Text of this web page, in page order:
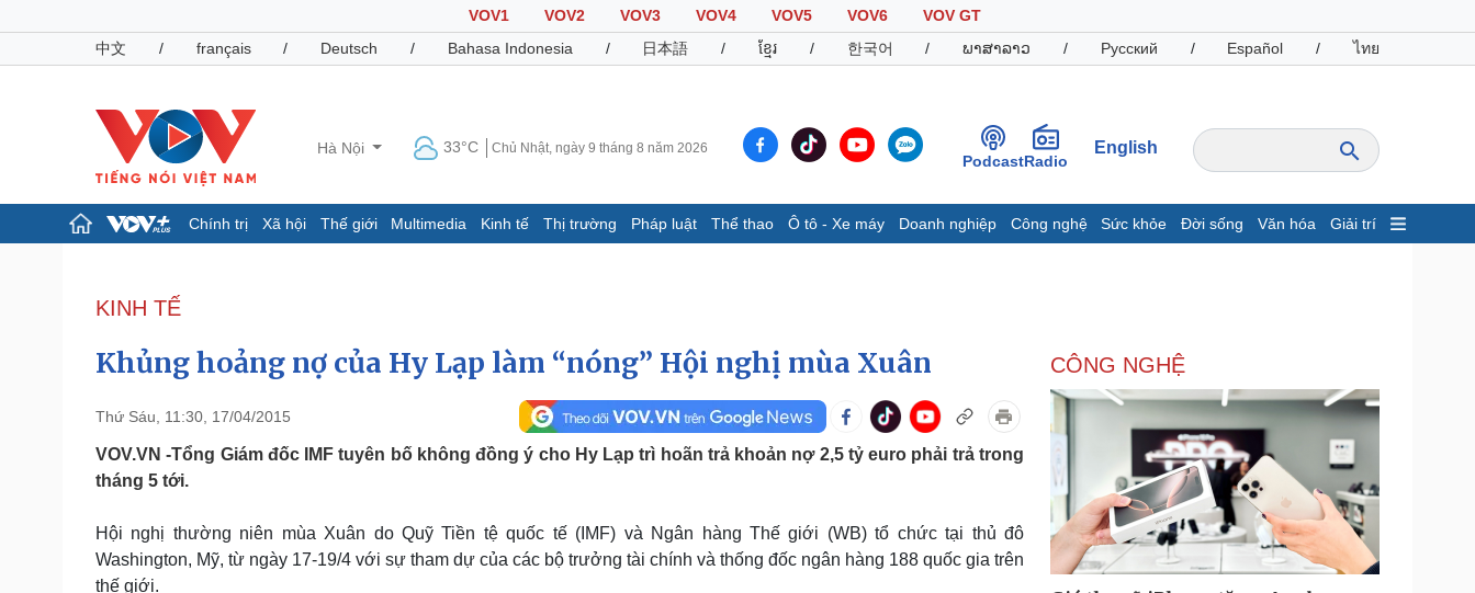
VOV1 VOV2 VOV3 VOV4 VOV5 VOV6
VOV GT
中文
/ français / Deutsch / Bahasa Indonesia / 日本語 / ខ្មែរ / 한국어 / ພາສາລາວ / Русский / Español / ไทย
Hà Nội 33°C Chủ Nhật, ngày 9 tháng 8 năm 2026
PodcastRadio
English
Chính trị Xã hội Thế giới Multimedia Kinh tế Thị trường Pháp luật Thể thao Ô tô - Xe máy Doanh nghiệp Công nghệ Sức khỏe Đời sống Văn hóa Giải trí
Đảng
Tổ chức nhân sự
Quốc hội
Nhận diện sự thật
Giáo dục
Dấu ấn VOV
Infographic
Giá cà phê
Pháp luật
Vụ án
Tư vấn luật
Quân sự - Quốc phòng
Phân tích
Thể thao
Thế giới thể thao
eSports
Hậu trường
Ô tô - Xe máy
Tư vấn
Doanh nghiệp
Thông tin doanh nghiệp
Doanh nghiệp 24h
Doanh nhân
Vì cộng đồng
Công nghệ
Sành điệu
Tin Công nghệ
Trải nghiệm
Chuyển đổi số
KINH TẾ
Khủng hoảng nợ của Hy Lạp làm “nóng” Hội nghị mùa Xuân
Thứ Sáu, 11:30, 17/04/2015
VOV.VN -Tổng Giám đốc IMF tuyên bố không đồng ý cho Hy Lạp trì hoãn trả khoản nợ 2,5 tỷ euro phải trả trong
tháng 5 tới.
Hội nghị thường niên mùa Xuân do Quỹ Tiền tệ quốc tế (IMF) và Ngân hàng Thế giới (WB) tổ chức tại thủ đô
Washington, Mỹ, từ ngày 17-19/4 với sự tham dự của các bộ trưởng tài chính và thống đốc ngân hàng 188 quốc gia trên
thế giới.
CÔNG NGHỆ